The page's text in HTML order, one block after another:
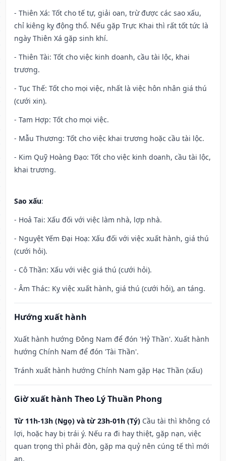
- Thiên Xá: Tốt cho tế tự, giải oan, trừ được các sao xấu,
chỉ kiêng kỵ động thổ. Nếu gặp Trực Khai thì rất tốt tức là
ngày Thiên Xá gặp sinh khí.
- Thiên Tài: Tốt cho việc kinh doanh, cầu tài lộc, khai
trương.
- Tục Thế: Tốt cho mọi việc, nhất là việc hôn nhân giá thú
(cưới xin).
- Tam Hợp: Tốt cho mọi việc.
- Mẫu Thương: Tốt cho việc khai trương hoặc cầu tài lộc.
- Kim Quỹ Hoàng Đạo: Tốt cho việc kinh doanh, cầu tài lộc,
khai trương.
Sao xấu:
- Hoả Tai: Xấu đối với việc làm nhà, lợp nhà.
- Nguyệt Yếm Đại Hoạ: Xấu đối với việc xuất hành, giá thú
(cưới hỏi).
- Cô Thần: Xấu với việc giá thú (cưới hỏi).
- Âm Thác: Kỵ việc xuất hành, giá thú (cưới hỏi), an táng.
Hướng xuất hành
Xuất hành hướng Đông Nam để đón 'Hỷ Thần'. Xuất hành
hướng Chính Nam để đón 'Tài Thần'.
Tránh xuất hành hướng Chính Nam gặp Hạc Thần (xấu)
Giờ xuất hành Theo Lý Thuần Phong
Từ 11h-13h (Ngọ) và từ 23h-01h (Tý) Cầu tài thì không có
lợi, hoặc hay bị trái ý. Nếu ra đi hay thiệt, gặp nạn, việc
quan trọng thì phải đòn, gặp ma quỷ nên cúng tế thì mới
an.